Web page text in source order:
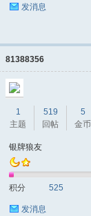
发消息
81388356
1
主题
519
回帖
5
金币
银牌狼友
积分 525
发消息